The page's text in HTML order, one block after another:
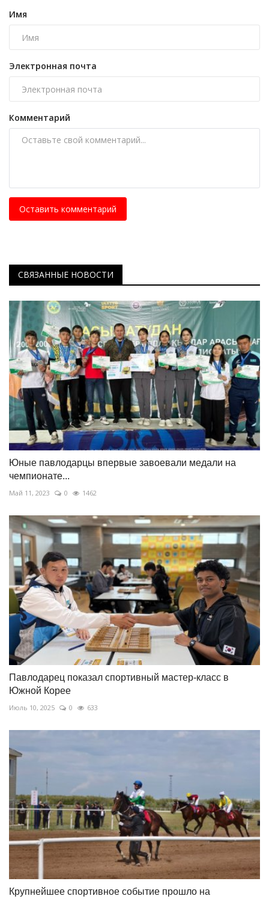
Имя
Электронная почта
Комментарий
Оставить комментарий
СВЯЗАННЫЕ НОВОСТИ
Юные павлодарцы впервые завоевали медали на
чемпионате...
Май 11, 2023 0 1462
Павлодарец показал спортивный мастер-класс в
Южной Корее
Июль 10, 2025 0 633
Крупнейшее спортивное событие прошло на